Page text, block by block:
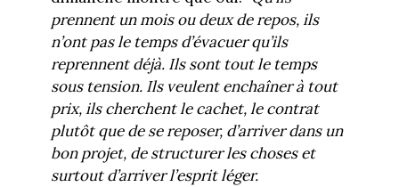
prennent un mois ou deux de repos, ils
n’ont pas le temps d’évacuer qu’ils
reprennent déjà. Ils sont tout le temps
sous tension. Ils veulent enchaîner à tout
prix, ils cherchent le cachet, le contrat
plutôt que de se reposer, d’arriver dans un
bon projet, de structurer les choses et
surtout d’arriver l’esprit léger.